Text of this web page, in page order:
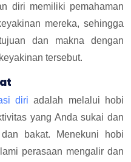
diri memiliki pemahaman
mereka, sehingga
dan makna dengan
tersebut.
diri adalah melalui hobi
yang Anda sukai dan
bakat. Menekuni hobi
perasaan mengalir dan